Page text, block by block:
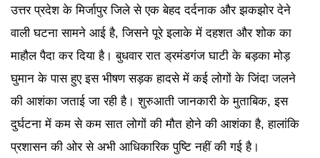
उत्तर प्रदेश के मिर्जापुर जिले से एक बेहद दर्दनाक और झकझोर देने
वाली घटना सामने आई है, जिसने पूरे इलाके में दहशत और शोक का
माहौल पैदा कर दिया है। बुधवार रात ड्रमंडगंज घाटी के बड़का मोड़
घुमान के पास हुए इस भीषण सड़क हादसे में कई लोगों के जिंदा जलने
की आशंका जताई जा रही है। शुरुआती जानकारी के मुताबिक, इस
दुर्घटना में कम से कम सात लोगों की मौत होने की आशंका है, हालांकि
प्रशासन की ओर से अभी आधिकारिक पुष्टि नहीं की गई है।